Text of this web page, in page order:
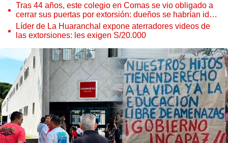
Tras 44 años, este colegio en Comas se vio obligado a
cerrar sus puertas por extorsión: dueños se habrían ido
del país por miedo
Líder de La Huaranchal expone aterradores videos de
las extorsiones: les exigen S/20.000